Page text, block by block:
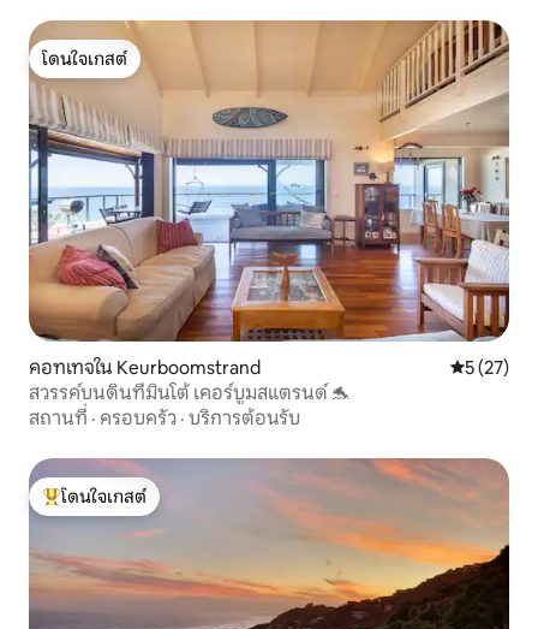
โดนใจเกสต์
โดนใจเกสต์
คอทเทจใน Keurboomstrand คะแนนเฉลี่
5 (27)
สวรรค์บนดินที่มินโต้ เคอร์บูมสแตรนด์ 🐬
สถานที่ · ครอบครัว · บริการต้อนรับ
โดนใจเกสต์ที่สุด
โดนใจเกสต์